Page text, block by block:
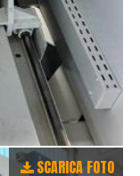
SCARICA FOTO